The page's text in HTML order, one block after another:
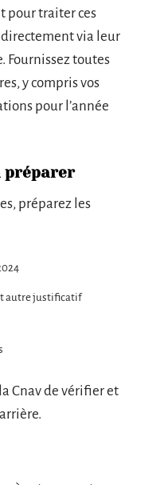
pour traiter ces
via leur
Fournissez toutes
y compris vos
pour l’année
préparer
préparez les
autre justificatif
Cnav de vérifier et